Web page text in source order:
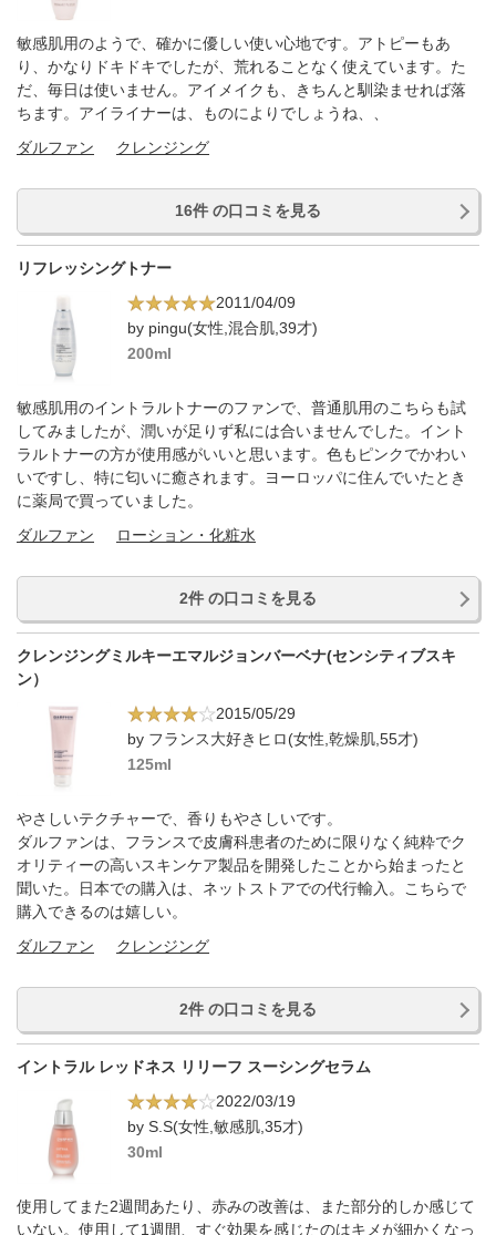
敏感肌用のようで、確かに優しい使い心地です。アトピーもあ
り、かなりドキドキでしたが、荒れることなく使えています。た
だ、毎日は使いません。アイメイクも、きちんと馴染ませれば落
ちます。アイライナーは、ものによりでしょうね、、
ダルファン
クレンジング
16件 の口コミを見る
リフレッシングトナー
2011/04/09
by pingu(女性,混合肌,39才)
200ml
敏感肌用のイントラルトナーのファンで、普通肌用のこちらも試
してみましたが、潤いが足りず私には合いませんでした。イント
ラルトナーの方が使用感がいいと思います。色もピンクでかわい
いですし、特に匂いに癒されます。ヨーロッパに住んでいたとき
に薬局で買っていました。
ダルファン
ローション・化粧水
2件 の口コミを見る
クレンジングミルキーエマルジョンバーベナ(センシティブスキ
ン）
2015/05/29
by フランス大好きヒロ(女性,乾燥肌,55才)
125ml
やさしいテクチャーで、香りもやさしいです。
ダルファンは、フランスで皮膚科患者のために限りなく純粋でク
オリティーの高いスキンケア製品を開発したことから始まったと
聞いた。日本での購入は、ネットストアでの代行輸入。こちらで
購入できるのは嬉しい。
ダルファン
クレンジング
2件 の口コミを見る
イントラル レッドネス リリーフ スーシングセラム
2022/03/19
by S.S(女性,敏感肌,35才)
30ml
使用してまた2週間あたり、赤みの改善は、また部分的しか感じて
いない。使用して1週間、すぐ効果を感じたのはキメが細かくなっ